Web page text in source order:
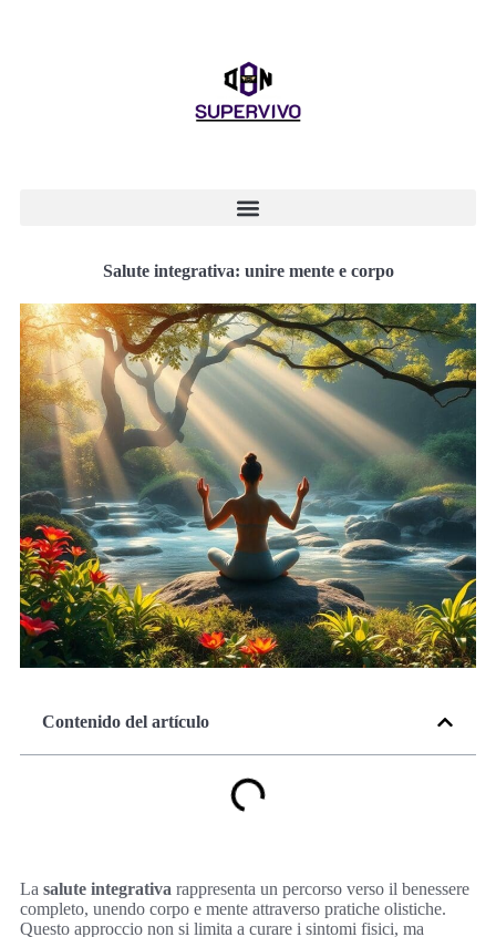
Salute integrativa: unire mente e corpo
Contenido del artículo
La salute integrativa rappresenta un percorso verso il benessere
completo, unendo corpo e mente attraverso pratiche olistiche.
Questo approccio non si limita a curare i sintomi fisici, ma